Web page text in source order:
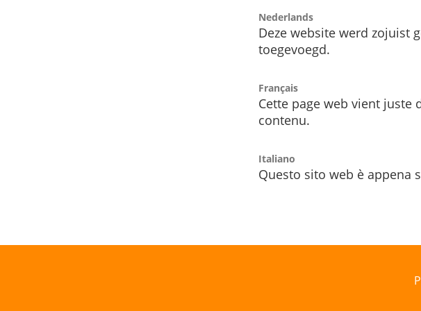
Nederlands
Deze website werd zojuist
toegevoegd.
Français
Cette page web vient juste
contenu.
Italiano
Questo sito web è appena